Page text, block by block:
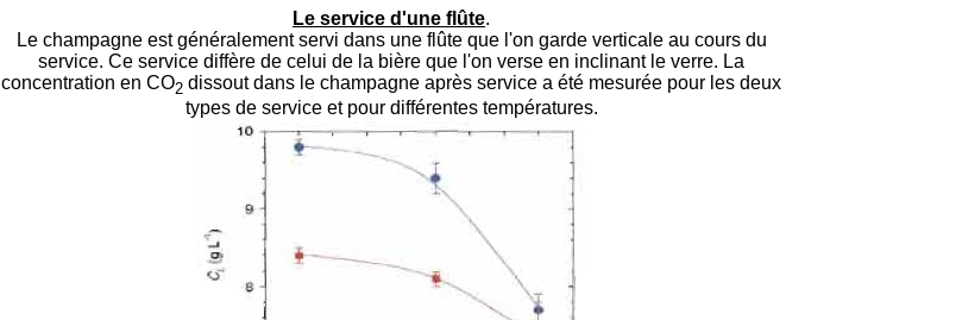
Le service d'une flûte.
Le champagne est généralement servi dans une flûte que l'on garde verticale au cours du
service. Ce service diffère de celui de la bière que l'on verse en inclinant le verre. La
concentration en CO2 dissout dans le champagne après service a été mesurée pour les deux
types de service et pour différentes températures.